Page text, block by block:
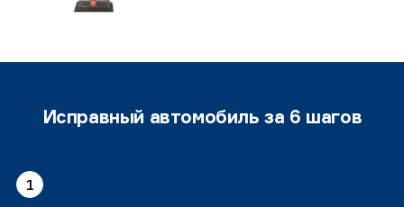
Исправный автомобиль за 6 шагов
1